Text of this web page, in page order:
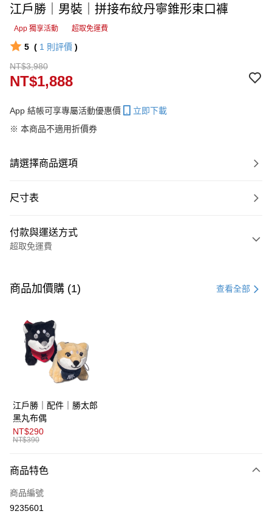
江戶勝｜男裝｜拼接布紋丹寧錐形束口褲
App 獨享活動 超取免運費
5 ( 1 則評價 )
NT$3,980
NT$1,888
App 結帳可享專屬活動優惠價
立即下載
※ 本商品不適用折價券
請選擇商品選項
尺寸表
付款與運送方式
超取免運費
信用卡一次付款
LINE Pay
AFTEE先享後付
【關於「AFTEE先享後付」】
便利好安心！
１．簡單：不需註冊會員、不需綁卡、不需儲值。
２．便利：只要手機號碼，簡訊認證，即可結帳。
３．安心：先確認商品／服務後，再付款。
１．於結帳方式選擇「AFTEE先享後付」後，將跳轉至「AFTEE先享後付」
２．訂單成立數日內，您將收到繳費通知簡訊。
３．收到繳費通知簡訊後14天內，點擊此簡訊中的連結，可透過四大超商／
運送方式
全家取貨付款
免運費
商品加價購 (1) 查看全部
江戶勝｜配件｜勝太郎
黑丸布偶
NT$290
NT$390
商品特色
商品編號
9235601